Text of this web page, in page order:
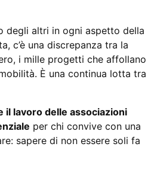
degli altri in ogni aspetto della
c’è una discrepanza tra la
i mille progetti che affollano
È una continua lotta tra
il lavoro delle associazioni
per chi convive con una
sapere di non essere soli fa